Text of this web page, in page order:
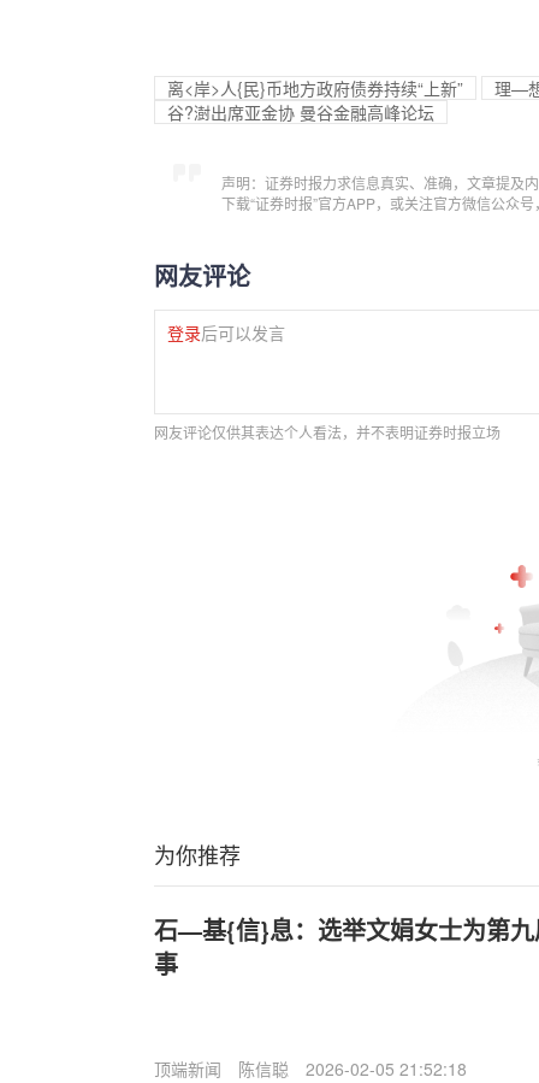
离<岸>人{民}币地方政府债券持续“上新”
理—
谷?澍出席亚金协 曼谷金融高峰论坛
声明：证券时报力求信息真实、准确，文章提及
下载“证券时报”官方APP，或关注官方微信公众
网友评论
登录后可以发言
网友评论仅供其表达个人看法，并不表明证券时报立场
为你推荐
石—基{信}息：选举文娟女士为第
事
顶端新闻 陈信聪 2026-02-05 21:52:18